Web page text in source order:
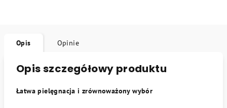
Opis Opinie
Opis szczegółowy produktu
Łatwa pielęgnacja i zrównoważony wybór